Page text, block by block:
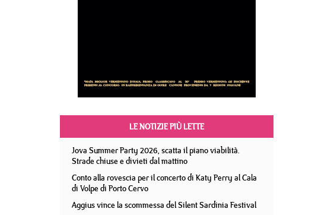
LE NOTIZIE PIÙ LETTE
Jova Summer Party 2026, scatta il piano viabilità.
Strade chiuse e divieti dal mattino
Conto alla rovescia per il concerto di Katy Perry al Cala
di Volpe di Porto Cervo
Aggius vince la scommessa del Silent Sardinia Festival